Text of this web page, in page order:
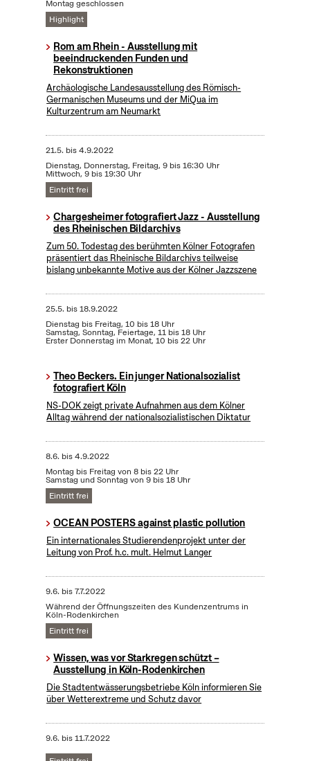
Montag geschlossen
Highlight
Rom am Rhein - Ausstellung mit
beeindruckenden Funden und
Rekonstruktionen
Archäologische Landesausstellung des Römisch-
Germanischen Museums und der MiQua im
Kulturzentrum am Neumarkt
21.5. bis4.9.2022
Dienstag, Donnerstag, Freitag, 9 bis 16:30 Uhr
Mittwoch, 9 bis 19:30 Uhr
Eintritt frei
Chargesheimer fotografiert Jazz - Ausstellung
des Rheinischen Bildarchivs
Zum 50. Todestag des berühmten Kölner Fotografen
präsentiert das Rheinische Bildarchivs teilweise
bislang unbekannte Motive aus der Kölner Jazzszene
25.5. bis18.9.2022
Dienstag bis Freitag, 10 bis 18 Uhr
Samstag, Sonntag, Feiertage, 11 bis 18 Uhr
Erster Donnerstag im Monat, 10 bis 22 Uhr
Theo Beckers. Ein junger Nationalsozialist
fotografiert Köln
NS-DOK zeigt private Aufnahmen aus dem Kölner
Alltag während der nationalsozialistischen Diktatur
8.6. bis4.9.2022
Montag bis Freitag von 8 bis 22 Uhr
Samstag und Sonntag von 9 bis 18 Uhr
Eintritt frei
OCEAN POSTERS against plastic pollution
Ein internationales Studierendenprojekt unter der
Leitung von Prof. h.c. mult. Helmut Langer
9.6. bis7.7.2022
Während der Öffnungszeiten des Kundenzentrums in
Köln-Rodenkirchen
Eintritt frei
Wissen, was vor Starkregen schützt –
Ausstellung in Köln-Rodenkirchen
Die Stadtentwässerungsbetriebe Köln informieren Sie
über Wetterextreme und Schutz davor
9.6. bis11.7.2022